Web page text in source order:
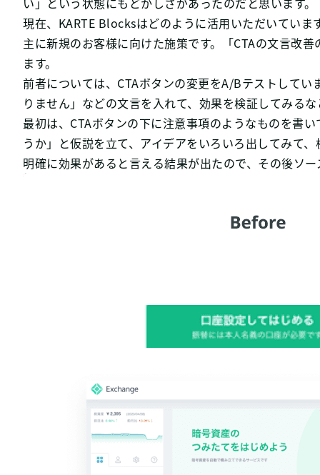
現在、KARTE Blocksはどのように活用いただいていま
主に新規のお客様に向けた施策です。「CTAの文言改
ます。
前者については、CTAボタンの変更をA/Bテストして
りません」などの文言を入れて、効果を検証してみるな
最初は、CTAボタンの下に注意事項のようなものを書
うか」と仮説を立て、アイデアをいろいろ出してみて
明確に効果があると言える結果が出たので、その後ソ